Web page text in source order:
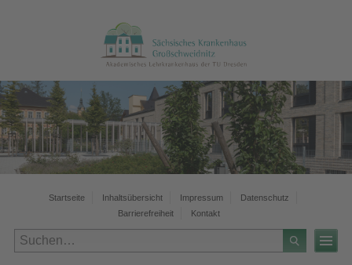
Startseite Inhaltsübersicht Impressum
Datenschutz
Barrierefreiheit
Kontakt